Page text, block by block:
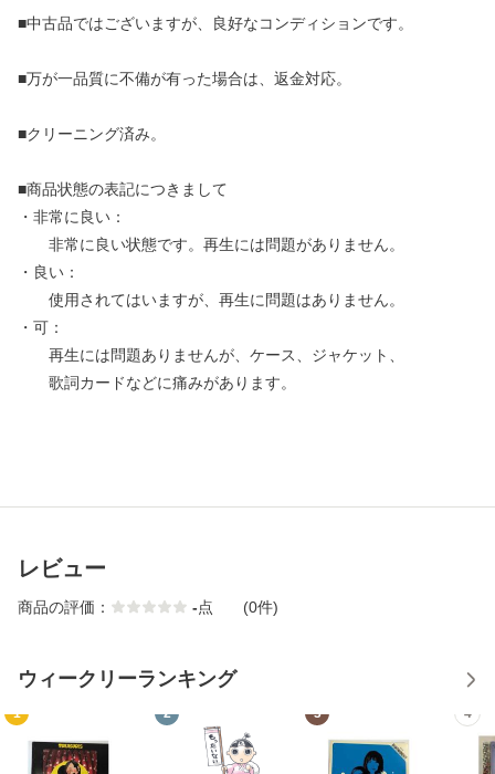
■中古品ではございますが、良好なコンディションです。
■万が一品質に不備が有った場合は、返金対応。
■クリーニング済み。
■商品状態の表記につきまして
・非常に良い：
非常に良い状態です。再生には問題がありません。
・良い：
使用されてはいますが、再生に問題はありません。
・可：
再生には問題ありませんが、ケース、ジャケット、
歌詞カードなどに痛みがあります。
レビュー
商品の評価： -点 (0件)
ウィークリーランキング
1 2 3 4